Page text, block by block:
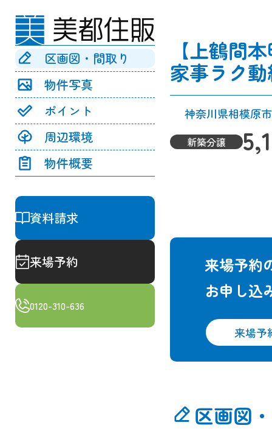
区画図・間取り
物件写真
ポイント
周辺環境
物件概要
資料請求
来場予約
0120-310-636
【上鶴間
家事ラク
神奈川県相模原
新築分譲
来場予約
お申し込
来場予
区画図